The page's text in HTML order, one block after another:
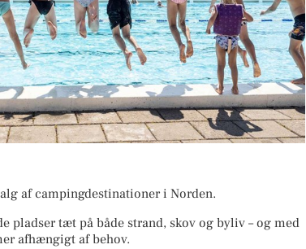
af campingdestinationer i Norden.
pladser tæt på både strand, skov og byliv – og med
afhængigt af behov.